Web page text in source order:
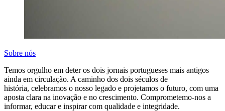
Sobre nós
Temos orgulho em deter os dois jornais portugueses mais antigos
ainda em circulação. A caminho dos dois séculos de
história, celebramos o nosso legado e projetamos o futuro, com uma
aposta clara na inovação e no crescimento. Comprometemo-nos a
informar, educar e inspirar com qualidade e integridade.